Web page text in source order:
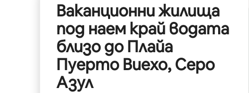
Ваканционни жилища
под наем край водата
близо до Плайа
Пуерто Виехо, Серо
Азул